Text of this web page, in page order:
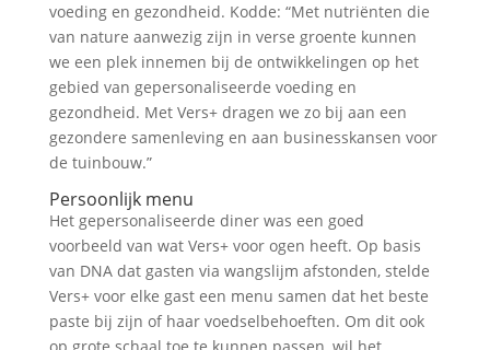
voeding en gezondheid. Kodde: “Met nutriënten die
van nature aanwezig zijn in verse groente kunnen
we een plek innemen bij de ontwikkelingen op het
gebied van gepersonaliseerde voeding en
gezondheid. Met Vers+ dragen we zo bij aan een
gezondere samenleving en aan businesskansen voor
de tuinbouw.”
Persoonlijk menu
Het gepersonaliseerde diner was een goed
voorbeeld van wat Vers+ voor ogen heeft. Op basis
van DNA dat gasten via wangslijm afstonden, stelde
Vers+ voor elke gast een menu samen dat het beste
paste bij zijn of haar voedselbehoeften. Om dit ook